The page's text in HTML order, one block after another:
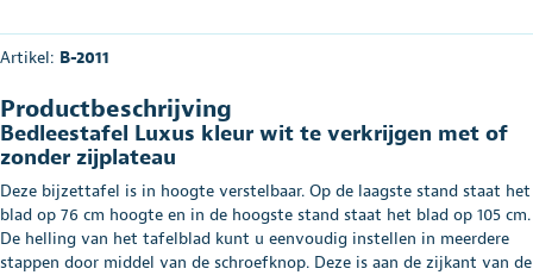
Artikel: B-2011
Productbeschrijving
Bedleestafel Luxus kleur wit te verkrijgen met of
zonder zijplateau
Deze bijzettafel is in hoogte verstelbaar. Op de laagste stand staat het
blad op 76 cm hoogte en in de hoogste stand staat het blad op 105 cm.
De helling van het tafelblad kunt u eenvoudig instellen in meerdere
stappen door middel van de schroefknop. Deze is aan de zijkant van de